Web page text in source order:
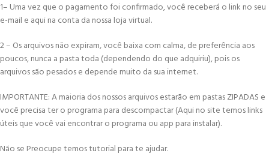
1– Uma vez que o pagamento foi confirmado, você receberá o link no seu
e-mail e aqui na conta da nossa loja virtual.
2 – Os arquivos não expiram, você baixa com calma, de preferência aos
poucos, nunca a pasta toda (dependendo do que adquiriu), pois os
arquivos são pesados e depende muito da sua internet.
IMPORTANTE: A maioria dos nossos arquivos estarão em pastas ZIPADAS e
você precisa ter o programa para descompactar (Aqui no site temos links
úteis que você vai encontrar o programa ou app para instalar).
Não se Preocupe temos tutorial para te ajudar.